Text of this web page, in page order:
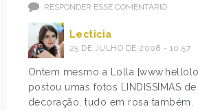
RESPONDER ESSE COMENTÁRIO
Lecticia
25 DE JULHO DE 2008 - 10:57
Ontem mesmo a Lolla
postou umas fotos LINDISSIMAS de
decoração, tudo em rosa também.